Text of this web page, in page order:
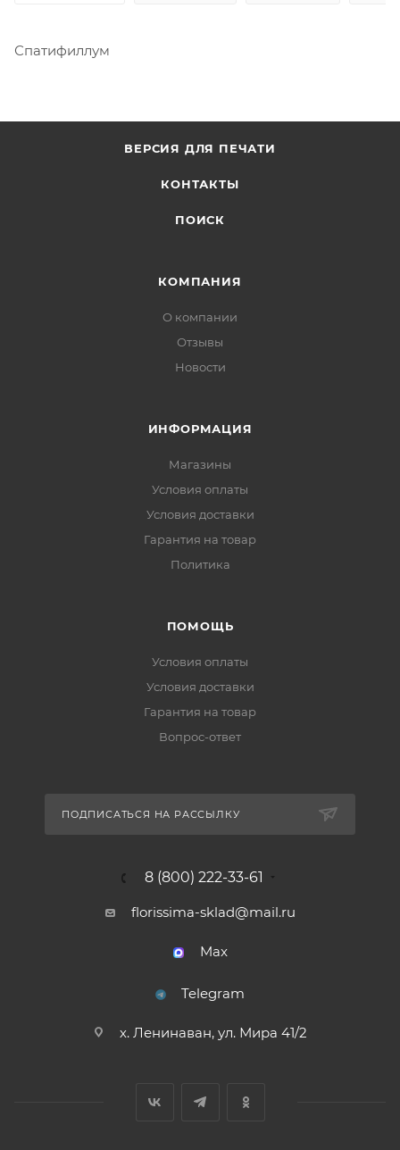
Спатифиллум
ВЕРСИЯ ДЛЯ ПЕЧАТИ
КОНТАКТЫ
ПОИСК
КОМПАНИЯ
О компании
Отзывы
Новости
ИНФОРМАЦИЯ
Магазины
Условия оплаты
Условия доставки
Гарантия на товар
Политика
ПОМОЩЬ
Условия оплаты
Условия доставки
Гарантия на товар
Вопрос-ответ
ПОДПИСАТЬСЯ НА РАССЫЛКУ
8 (800) 222-33-61
florissima-sklad@mail.ru
Max
Telegram
х. Ленинаван, ул. Мира 41/2